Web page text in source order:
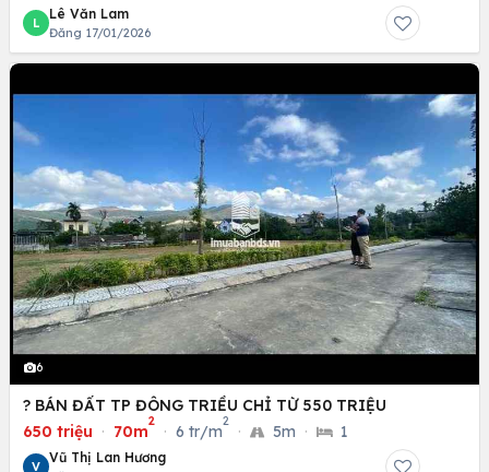
L
Lê Văn Lam
Đăng 17/01/2026
6
? BÁN ĐẤT TP ĐÔNG TRIỀU CHỈ TỪ 550 TRIỆU
650 triệu · 70m
2
· 6 tr/m
2
· 5m · 1
V
Vũ Thị Lan Hương